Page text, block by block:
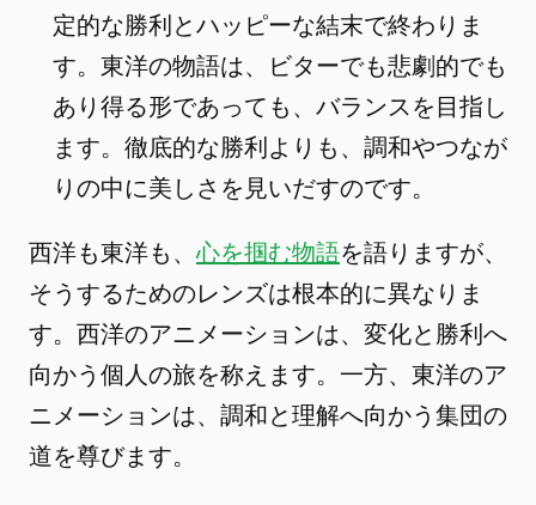
定的な勝利とハッピーな結末で終わりま
す。東洋の物語は、ビターでも悲劇的でも
あり得る形であっても、バランスを目指し
ます。徹底的な勝利よりも、調和やつなが
りの中に美しさを見いだすのです。
西洋も東洋も、心を掴む物語を語りますが、
そうするためのレンズは根本的に異なりま
す。西洋のアニメーションは、変化と勝利へ
向かう個人の旅を称えます。一方、東洋のア
ニメーションは、調和と理解へ向かう集団の
道を尊びます。